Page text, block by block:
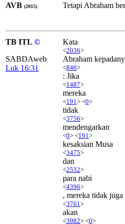
AVB (2015) Tetapi Abraham
TB ITL ©
SABDAweb
Luk 16:31
Kata
<2036>
Abraham
<846>
: Jika
<1487>
mereka
<191 > <0>
tidak
<3756>
mendengarkan
<0> <191 >
kesaksian Musa
<3475>
dan
<2532>
para nabi
<4396>
, mereka tidak juga
<3761 >
akan
<3982> <0>